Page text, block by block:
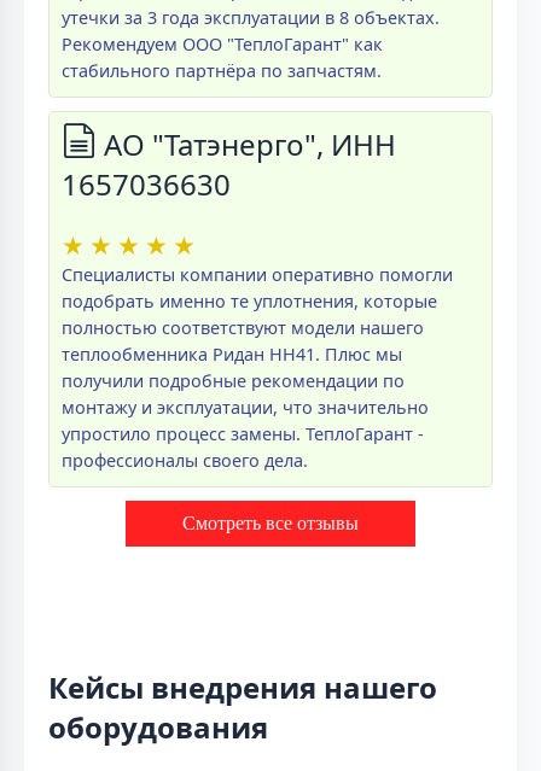
утечки за 3 года эксплуатации в 8 объектах.
Рекомендуем ООО "ТеплоГарант" как
стабильного партнёра по запчастям.
АО "Татэнерго", ИНН
1657036630
★ ★ ★ ★ ★
Специалисты компании оперативно помогли
подобрать именно те уплотнения, которые
полностью соответствуют модели нашего
теплообменника Ридан НН41. Плюс мы
получили подробные рекомендации по
монтажу и эксплуатации, что значительно
упростило процесс замены. ТеплоГарант -
профессионалы своего дела.
Смотреть все отзывы
Кейсы внедрения нашего
оборудования